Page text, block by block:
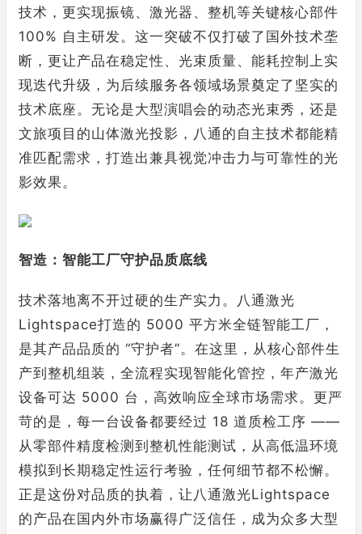
技术，更实现振镜、激光器、整机等关键核心部件
100% 自主研发。这一突破不仅打破了国外技术垄
断，更让产品在稳定性、光束质量、能耗控制上实
现迭代升级，为后续服务各领域场景奠定了坚实的
技术底座。无论是大型演唱会的动态光束秀，还是
文旅项目的山体激光投影，八通的自主技术都能精
准匹配需求，打造出兼具视觉冲击力与可靠性的光
影效果。
智造：智能工厂守护品质底线
技术落地离不开过硬的生产实力。八通激光
Lightspace打造的 5000 平方米全链智能工厂，
是其产品品质的 “守护者”。在这里，从核心部件生
产到整机组装，全流程实现智能化管控，年产激光
设备可达 5000 台，高效响应全球市场需求。更严
苛的是，每一台设备都要经过 18 道质检工序 ——
从零部件精度检测到整机性能测试，从高低温环境
模拟到长期稳定性运行考验，任何细节都不松懈。
正是这份对品质的执着，让八通激光Lightspace
的产品在国内外市场赢得广泛信任，成为众多大型